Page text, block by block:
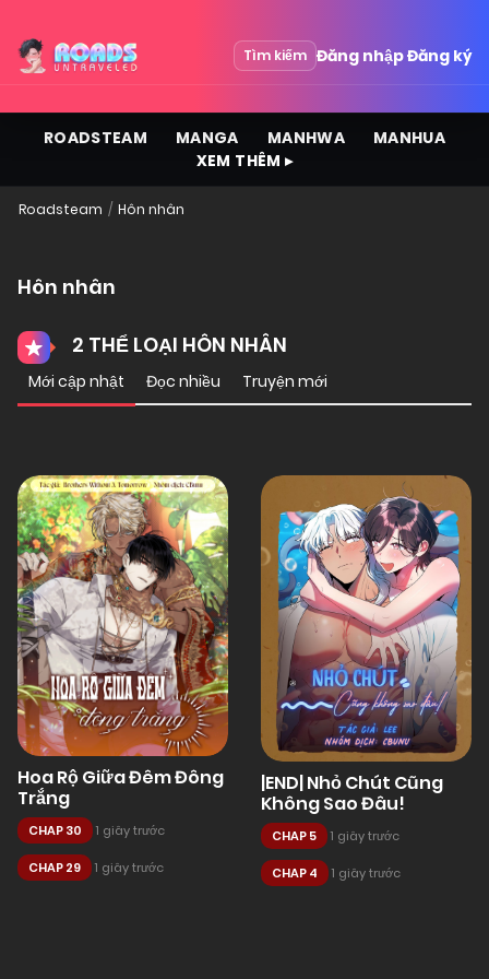
Tìm kiếm Đăng nhậpĐăng ký
ROADSTEAM MANGA MANHWA
MANHUA
XEM THÊM ▸
Roadsteam Hôn nhân
Hôn nhân
2 THỂ LOẠI HÔN NHÂN
Mới cập nhật Đọc nhiều Truyện mới
Hoa Rộ Giữa Đêm Đông
Trắng
CHAP 30 1 giây trước
CHAP 29 1 giây trước
|END| Nhỏ Chút Cũng
Không Sao Đâu!
CHAP 5 1 giây trước
CHAP 4 1 giây trước